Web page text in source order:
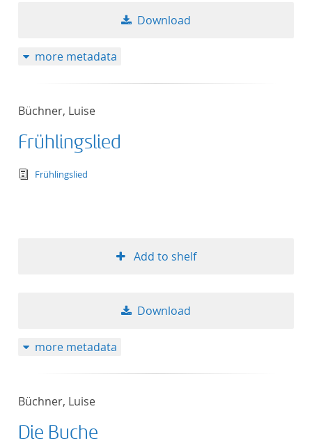
Download
more metadata
Büchner, Luise
Frühlingslied
text/tg.edition+tg.aggregation+xml
Frühlingslied
Add to shelf
Download
more metadata
Büchner, Luise
Die Buche